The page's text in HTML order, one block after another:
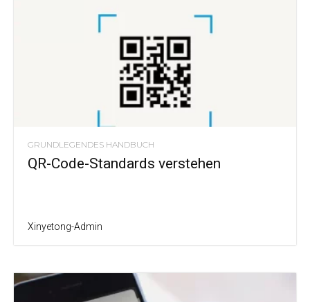
GRUNDLEGENDES HANDBUCH
QR-Code-Standards verstehen
Xinyetong-Admin